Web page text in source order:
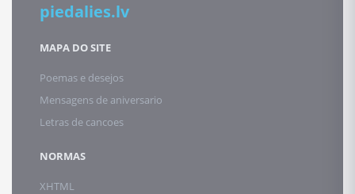
piedalies.lv
MAPA DO SITE
Poemas e desejos
Mensagens de aniversario
Letras de cancoes
NORMAS
XHTML